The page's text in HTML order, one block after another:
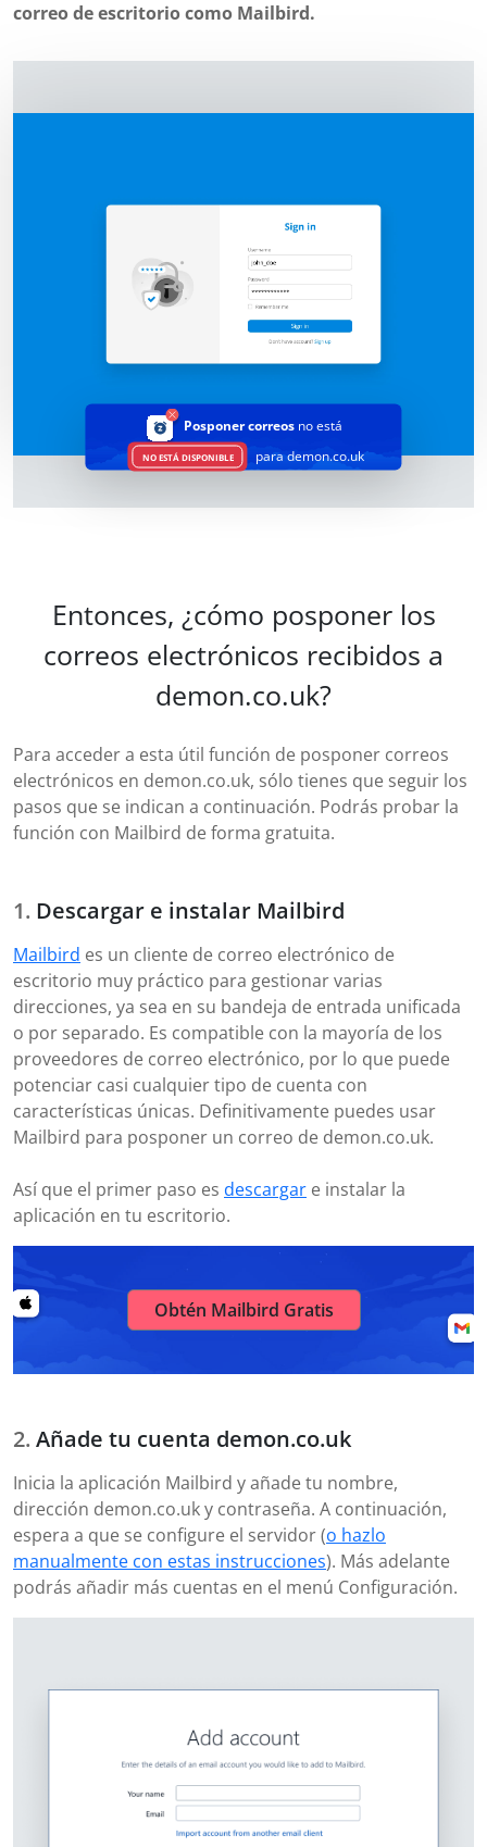
correo de escritorio como Mailbird.
Posponer correos no está
NO ESTÁ DISPONIBLE para demon.co.uk
Entonces, ¿cómo posponer los
correos electrónicos recibidos a
demon.co.uk?
Para acceder a esta útil función de posponer correos
electrónicos en demon.co.uk, sólo tienes que seguir los
pasos que se indican a continuación. Podrás probar la
función con Mailbird de forma gratuita.
Descargar e instalar Mailbird
Mailbird es un cliente de correo electrónico de
escritorio muy práctico para gestionar varias
direcciones, ya sea en su bandeja de entrada unificada
o por separado. Es compatible con la mayoría de los
proveedores de correo electrónico, por lo que puede
potenciar casi cualquier tipo de cuenta con
características únicas. Definitivamente puedes usar
Mailbird para posponer un correo de demon.co.uk.
Así que el primer paso es descargar e instalar la
aplicación en tu escritorio.
Obtén Mailbird Gratis
Añade tu cuenta demon.co.uk
Inicia la aplicación Mailbird y añade tu nombre,
dirección demon.co.uk y contraseña. A continuación,
espera a que se configure el servidor (o hazlo
manualmente con estas instrucciones). Más adelante
podrás añadir más cuentas en el menú Configuración.